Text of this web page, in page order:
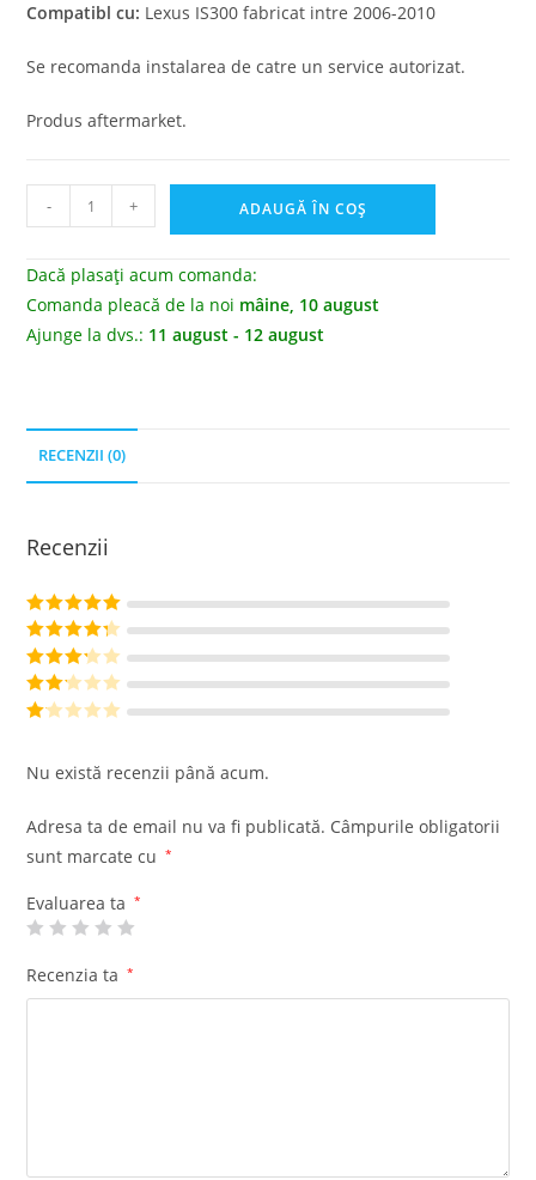
Compatibl cu: Lexus IS300 fabricat intre 2006-2010
Se recomanda instalarea de catre un service autorizat.
Produs aftermarket.
- + ADAUGĂ ÎN COȘ
Dacă plasați acum comanda:
Comanda pleacă de la noi mâine, 10 august
Ajunge la dvs.: 11 august - 12 august
RECENZII (0)
Recenzii
Evaluat la5
din 5
Evaluat la
4din 5
Evaluat
la3din
Evalu
1
n
Nu există recenzii până acum.
Adresa ta de email nu va fi publicată. Câmpurile obligatorii
sunt marcate cu
*
Evaluarea ta *
Recenzia ta *